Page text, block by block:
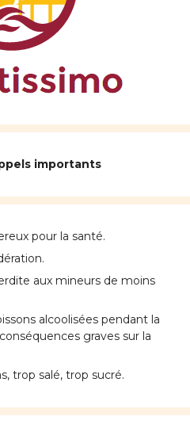
importants
pour la santé.
aux mineurs de moins
alcoolisées pendant la
graves sur la
trop salé, trop sucré.